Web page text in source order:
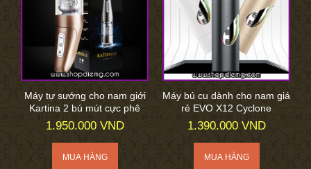
Máy tự sướng cho nam giới
Kartina 2 bú mút cực phê
1.950.000 VND
Máy bú cu dành cho nam giá
rẻ EVO X12 Cyclone
1.390.000 VND